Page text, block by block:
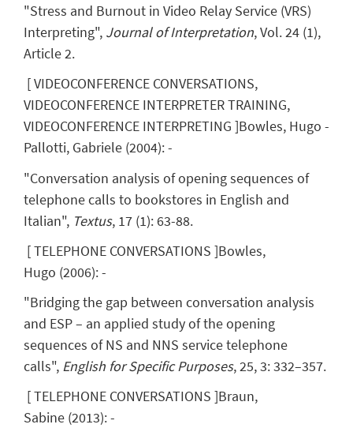
"Stress and Burnout in Video Relay Service (VRS)
Interpreting", Journal of Interpretation, Vol. 24 (1),
Article 2.
[VIDEOCONFERENCE CONVERSATIONS,
VIDEOCONFERENCE INTERPRETER TRAINING,
VIDEOCONFERENCE INTERPRETING ]Bowles, Hugo -
Pallotti, Gabriele (2004):-
"Conversation analysis of opening sequences of
telephone calls to bookstores in English and
Italian", Textus, 17 (1): 63-88.
[TELEPHONE CONVERSATIONS ]Bowles,
Hugo (2006):-
"Bridging the gap between conversation analysis
and ESP – an applied study of the opening
sequences of NS and NNS service telephone
calls", English for Specific Purposes, 25, 3: 332–357.
[TELEPHONE CONVERSATIONS ]Braun,
Sabine (2013):-